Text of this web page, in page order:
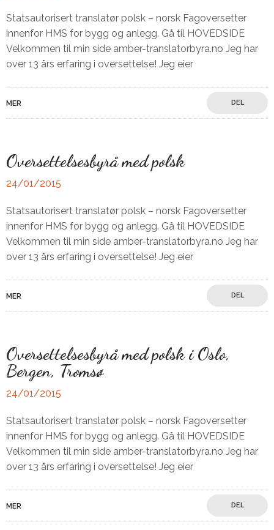
Statsautorisert translatør polsk – norsk Fagoversetter
innenfor HMS for bygg og anlegg. Gå til HOVEDSIDE
Velkommen til min side amber-translatorbyra.no Jeg har
over 13 års erfaring i oversettelse! Jeg eier
MER DEL
Oversettelsesbyrå med polsk
24/01/2015
Statsautorisert translatør polsk – norsk Fagoversetter
innenfor HMS for bygg og anlegg. Gå til HOVEDSIDE
Velkommen til min side amber-translatorbyra.no Jeg har
over 13 års erfaring i oversettelse! Jeg eier
MER DEL
Oversettelsesbyrå med polsk i Oslo,
Bergen, Tromsø
24/01/2015
Statsautorisert translatør polsk – norsk Fagoversetter
innenfor HMS for bygg og anlegg. Gå til HOVEDSIDE
Velkommen til min side amber-translatorbyra.no Jeg har
over 13 års erfaring i oversettelse! Jeg eier
MER DEL